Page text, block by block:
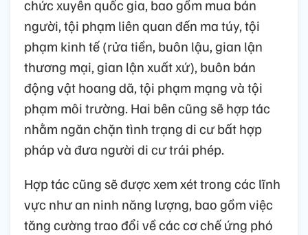
chức xuyên quốc gia, bao gồm mua bán
người, tội phạm liên quan đến ma túy, tội
phạm kinh tế (rửa tiền, buôn lậu, gian lận
thương mại, gian lận xuất xứ), buôn bán
động vật hoang dã, tội phạm mạng và tội
phạm môi trường. Hai bên cũng sẽ hợp tác
nhằm ngăn chặn tình trạng di cư bất hợp
pháp và đưa người di cư trái phép.
Hợp tác cũng sẽ được xem xét trong các lĩnh
vực như an ninh năng lượng, bao gồm việc
tăng cường trao đổi về các cơ chế ứng phó